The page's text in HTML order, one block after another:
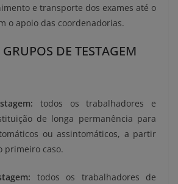
e transporte dos exames até o
o apoio das coordenadorias.
GRUPOS DE TESTAGEM
todos os trabalhadores e
de longa permanência para
ou assintomáticos, a partir
primeiro caso.
todos os trabalhadores de